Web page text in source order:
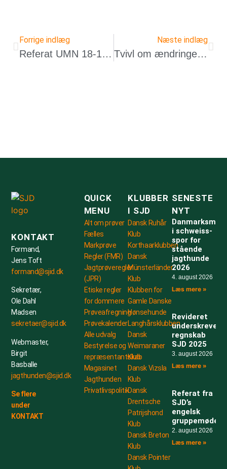
Forrige indlæg
Referat UMN 18-12-2024
Næste indlæg
Tvivl om ændringer i A-prøven
KONTAKT
Formand,
Jens Toft
formand@sjid.dk
Sekretær,
Ole Dahl
Madsen
sekretaer@sjid.dk
Webmaster,
Birgit
Basballe
jagthunden@sjid.dk
Se flere
under
KONTAKT
QUICK
MENU
Alt om prøver
Fælles
Markprøve
Regler (FMR)
Jagtprøveregler
(JPR)
Etiske regler
for dommere
Prøveafregning
Prøvekalender
Alle udvalg
Bestyrelse og
repræsentantskab
Magasinet
Jagthunden
Privatlivspolitik
KLUBBER
I SJD
Dansk Ruhår
Klub
Korthaarklubben
Dansk
Münsterländer
Klub
Klubben for
Gamle Danske
Hønsehunde
Langhårsklubben
Dansk
Weimaraner
Klub
Dansk Vizsla
Klub
Dansk
Drentsche
Patrijshond
Klub
Dansk Breton
Klub
Dansk Pointer
SENESTE
NYT
i schweiss-
spor for
stående
jagthunde
2026
4. august 2026
Læs mere »
Revideret
underskrevet
regnskab
SJD 2025
3. august 2026
Læs mere »
Referat fra
SJD’s
engelsk
gruppemøde
2. august 2026
Læs mere »